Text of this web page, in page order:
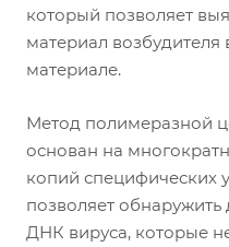
который позволяет
материал возбудителя
материале.
Метод полимеразной
основан на
копий специфических
позволяет
ДНК вируса, которые